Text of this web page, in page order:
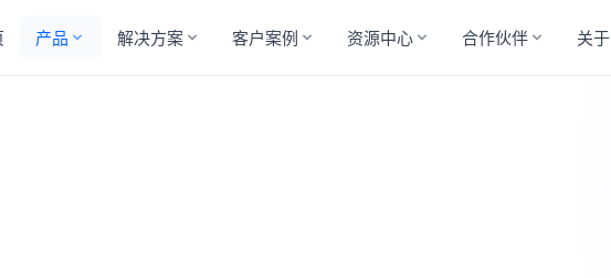
产品 解决方案 客户案例 资源中心 合作伙伴 关